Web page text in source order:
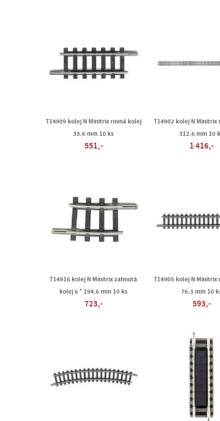
T14909 kolej N Minitrix rovná kolej
33.6 mm 10 ks
551,-
T14902 kolej N Minitrix
312.6 mm 10
1 416,-
T14916 kolej N Minitrix zahnutá
kolej 6 ° 194.6 mm 10 ks
723,-
T14905 kolej N Minitrix
76.3 mm 10
593,-